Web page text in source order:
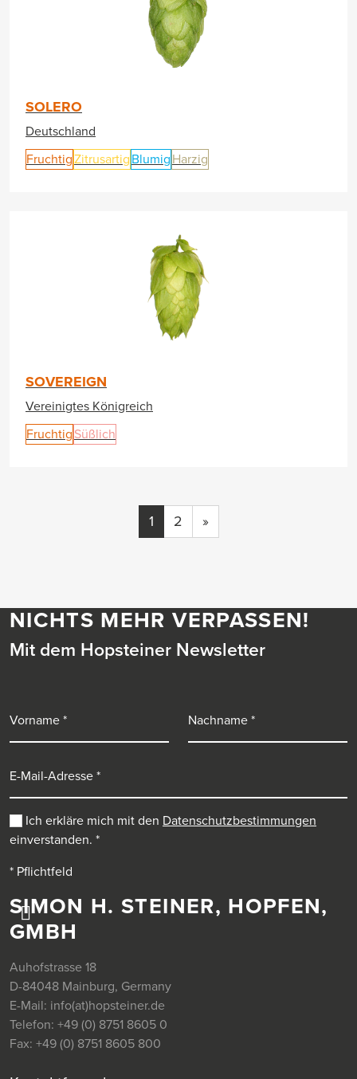
SOLERO
Deutschland
FruchtigZitrusartig Blumig Harzig
SOVEREIGN
Vereinigtes Königreich
Fruchtig Süßlich
1 2 »
SIMON H. STEINER, HOPFEN,
GMBH
Auhofstrasse 18
D-84048 Mainburg, Germany
E-Mail: info(at)hopsteiner.de
Telefon: +49 (0) 8751 8605 0
Fax: +49 (0) 8751 8605 800
NICHTS MEHR VERPASSEN!
Mit dem Hopsteiner Newsletter
Ich erkläre mich mit den Datenschutzbestimmungen
einverstanden. *
* Pflichtfeld